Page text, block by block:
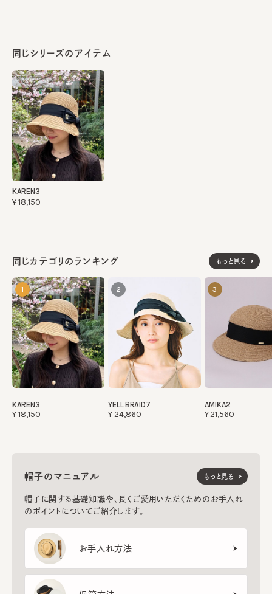
同じシリーズのアイテム
KAREN3
¥18,150
同じカテゴリのランキング もっと見る
1
KAREN3
¥18,150
2
YELL BRAID7
¥24,860
3
AMIKA2
¥21,560
帽子のマニュアル
帽子に関する基礎知識や、長くご愛用いただくためのお手入れ
のポイントについてご紹介します。
お手入れ方法
もっと見る